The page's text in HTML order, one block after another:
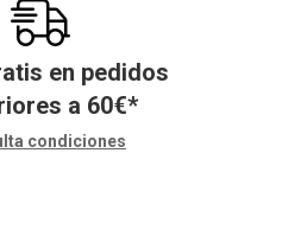
en pedidos
a 60€*
condiciones